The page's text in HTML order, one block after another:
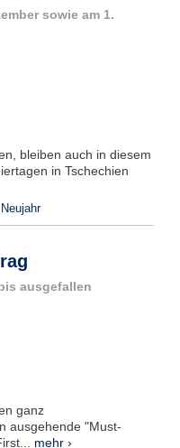
sowie am 1.
bleiben auch in diesem
in Tschechien
Neujahr
ausgefallen
ganz
ausgehende "Must-
mehr ›